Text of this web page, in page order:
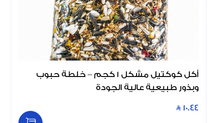
أكل كوكتيل مشكل 1 كجم – خلطة حبوب
وبذور طبيعية عالية الجودة
10.44